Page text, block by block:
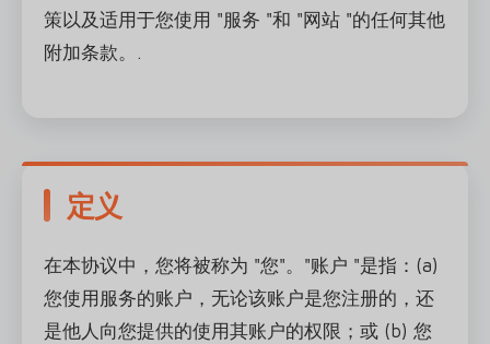
策以及适用于您使用 "服务 "和 "网站 "的任何其他
附加条款。.
定义
在本协议中，您将被称为 "您"。"账户 "是指：(a)
您使用服务的账户，无论该账户是您注册的，还
是他人向您提供的使用其账户的权限；或 (b) 您